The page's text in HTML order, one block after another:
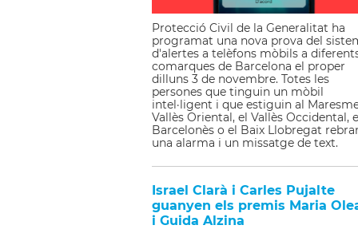
Protecció Civil de la Generalitat ha
programat una nova prova del
d'alertes a telèfons mòbils a
comarques de Barcelona el proper
dilluns 3 de novembre. Totes les
persones que tinguin un mòbil
intel·ligent i que estiguin al
Vallès Oriental, el Vallès Occidental,
Barcelonès o el Baix Llobregat
una alarma i un missatge de text.
Israel Clarà i Carles Pujalte
guanyen els premis Maria
i Guida Alzina